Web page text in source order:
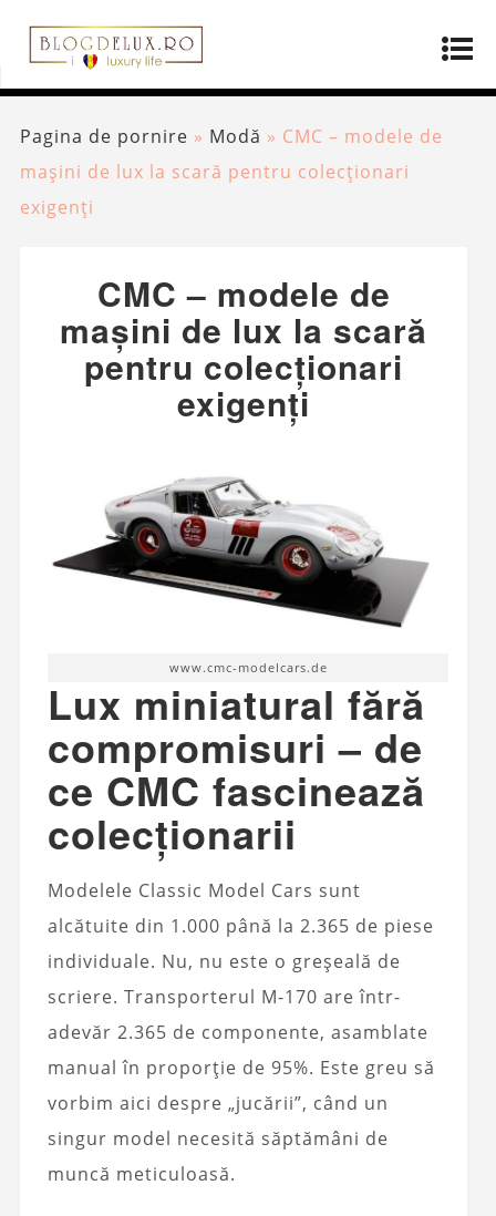
Pagina de pornire » Modă » CMC – modele de
mașini de lux la scară pentru colecționari
exigenți
CMC – modele de
mașini de lux la scară
pentru colecționari
exigenți
www.cmc-modelcars.de
Lux miniatural fără
compromisuri – de
ce CMC fascinează
colecționarii
Modelele Classic Model Cars sunt
alcătuite din 1.000 până la 2.365 de piese
individuale. Nu, nu este o greșeală de
scriere. Transporterul M-170 are într-
adevăr 2.365 de componente, asamblate
manual în proporție de 95%. Este greu să
vorbim aici despre „jucării”, când un
singur model necesită săptămâni de
muncă meticuloasă.